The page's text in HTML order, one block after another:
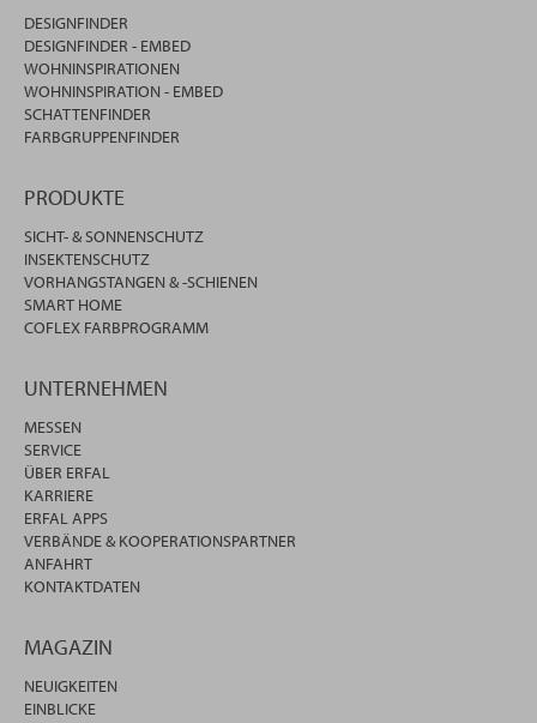
DESIGNFINDER
DESIGNFINDER - EMBED
WOHNINSPIRATIONEN
WOHNINSPIRATION - EMBED
SCHATTENFINDER
FARBGRUPPENFINDER
PRODUKTE
SICHT- & SONNENSCHUTZ
INSEKTENSCHUTZ
VORHANGSTANGEN & -SCHIENEN
SMART HOME
COFLEX FARBPROGRAMM
UNTERNEHMEN
MESSEN
SERVICE
ÜBER ERFAL
KARRIERE
ERFAL APPS
VERBÄNDE & KOOPERATIONSPARTNER
ANFAHRT
KONTAKTDATEN
MAGAZIN
NEUIGKEITEN
EINBLICKE